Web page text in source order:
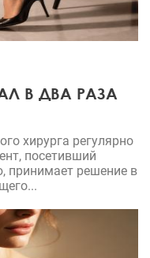
В ДВА РАЗА
хирурга регулярно
посетивший
принимает решение в